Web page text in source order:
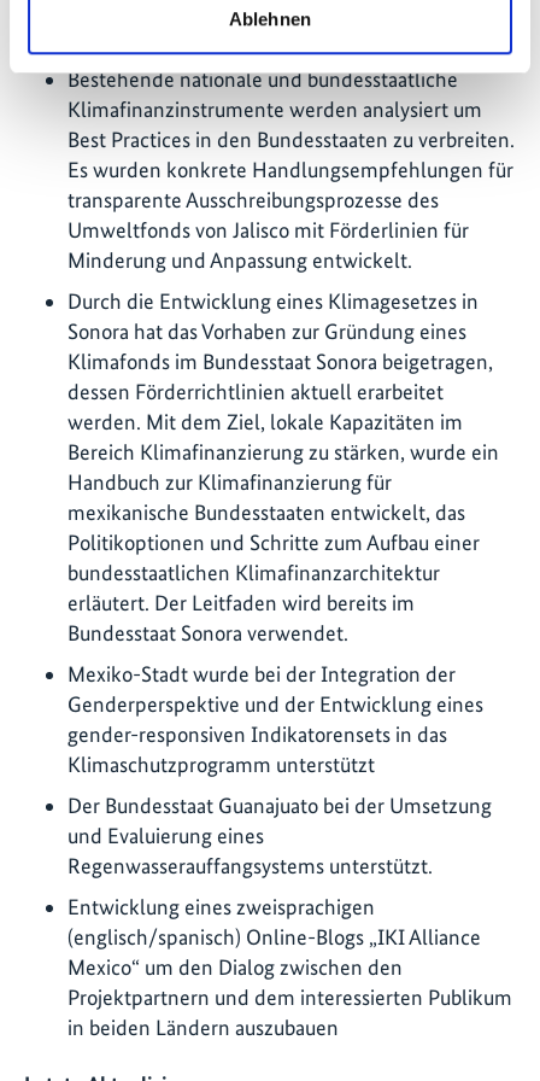
Ablehnen
erste seiner Art ist und vom Umweltminister als
Bestehende nationale und bundesstaatliche
Klimafinanzinstrumente werden analysiert um
Best Practices in den Bundesstaaten zu verbreiten.
Es wurden konkrete Handlungsempfehlungen für
transparente Ausschreibungsprozesse des
Umweltfonds von Jalisco mit Förderlinien für
Minderung und Anpassung entwickelt.
Durch die Entwicklung eines Klimagesetzes in
Sonora hat das Vorhaben zur Gründung eines
Klimafonds im Bundesstaat Sonora beigetragen,
dessen Förderrichtlinien aktuell erarbeitet
werden. Mit dem Ziel, lokale Kapazitäten im
Bereich Klimafinanzierung zu stärken, wurde ein
Handbuch zur Klimafinanzierung für
mexikanische Bundesstaaten entwickelt, das
Politikoptionen und Schritte zum Aufbau einer
bundesstaatlichen Klimafinanzarchitektur
erläutert. Der Leitfaden wird bereits im
Bundesstaat Sonora verwendet.
Mexiko-Stadt wurde bei der Integration der
Genderperspektive und der Entwicklung eines
gender-responsiven Indikatorensets in das
Klimaschutzprogramm unterstützt
Der Bundesstaat Guanajuato bei der Umsetzung
und Evaluierung eines
Regenwasserauffangsystems unterstützt.
Entwicklung eines zweisprachigen
(englisch/spanisch) Online-Blogs „IKI Alliance
Mexico“ um den Dialog zwischen den
Projektpartnern und dem interessierten Publikum
in beiden Ländern auszubauen